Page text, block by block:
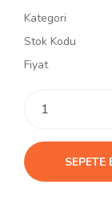
Kategori
Stok Kodu
Fiyat
SEPETE